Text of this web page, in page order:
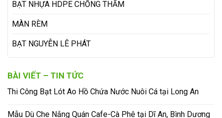
BẠT NHỰA HDPE CHỐNG THẤM
MÀN RÈM
BẠT NGUYỄN LÊ PHÁT
BÀI VIẾT – TIN TỨC
Thi Công Bạt Lót Ao Hồ Chứa Nước Nuôi Cá tại Long An
Mẫu Dù Che Nắng Quán Cafe-Cà Phê tại Dĩ An, Bình Dương